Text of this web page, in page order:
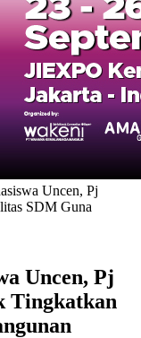
Uncen, Pj
SDM Guna
Uncen, Pj
Tingkatkan